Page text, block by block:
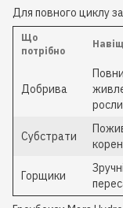
Для повного циклу
Що
потрібно
Добрива
Субстрати
Горщики